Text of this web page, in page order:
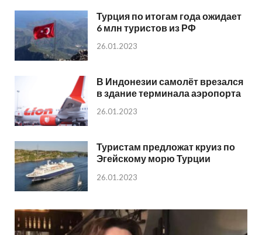
Турция по итогам года ожидает
6 млн туристов из РФ
26.01.2023
В Индонезии самолёт врезался
в здание терминала аэропорта
26.01.2023
Туристам предложат круиз по
Эгейскому морю Турции
26.01.2023